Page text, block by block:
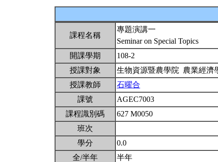
課程名稱
專題演講一
Seminar on Special Topics
開課學期
108-2
授課對象
生物資源暨農學院 農業經
授課教師
石曜合
課號
AGEC7003
課程識別碼
627 M0050
班次
學分
0.0
全/半年
半年